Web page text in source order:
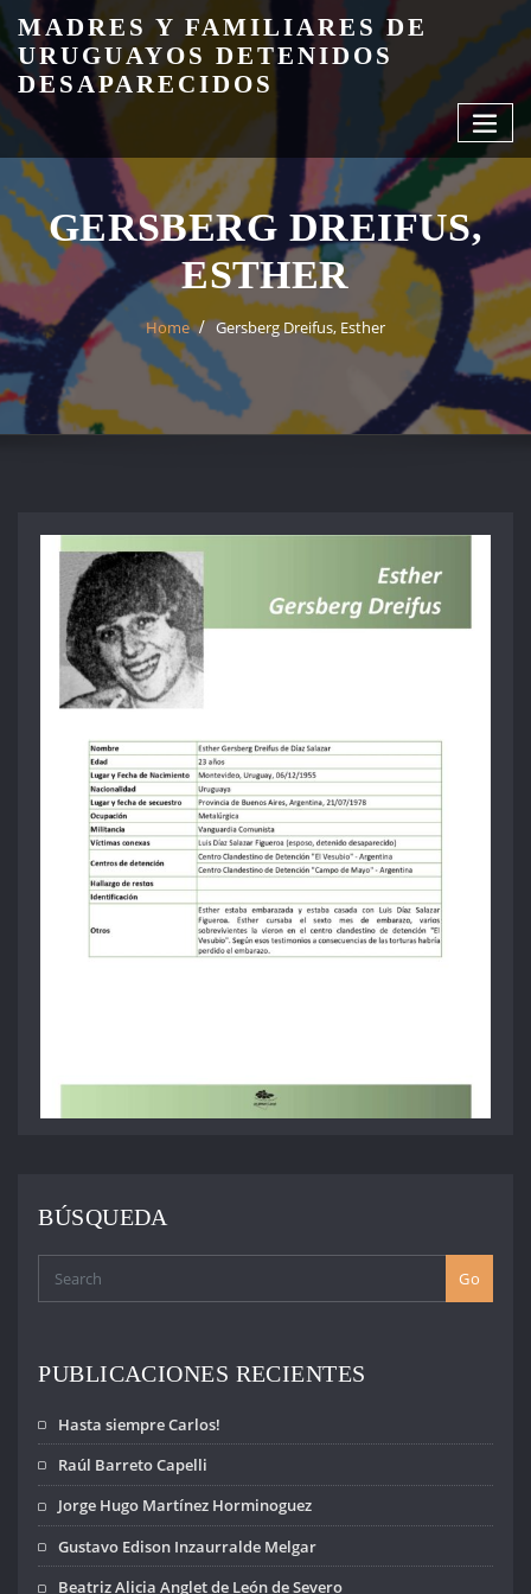
Skip
to
content
MADRES Y FAMILIARES DE
URUGUAYOS DETENIDOS
DESAPARECIDOS
GERSBERG DREIFUS,
ESTHER
Home Gersberg Dreifus, Esther
BÚSQUEDA
Go
PUBLICACIONES RECIENTES
Hasta siempre Carlos!
Raúl Barreto Capelli
Jorge Hugo Martínez Horminoguez
Gustavo Edison Inzaurralde Melgar
Beatriz Alicia Anglet de León de Severo